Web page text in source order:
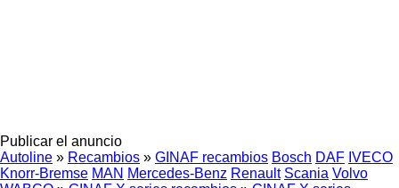
Publicar el anuncio
Autoline » Recambios » GINAF recambios Bosch DAF IVECO
Knorr-Bremse MAN Mercedes-Benz Renault Scania Volvo